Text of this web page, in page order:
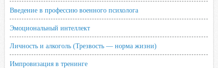
Введение в профессию военного психолога
Эмоциональный интеллект
Личность и алкоголь (Трезвость — норма жизни)
Импровизация в тренинге